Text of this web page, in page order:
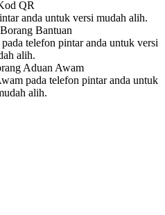
anda untuk versi mudah alih.
telefon pintar anda untuk versi
alih.
pada telefon pintar anda untuk
alih.